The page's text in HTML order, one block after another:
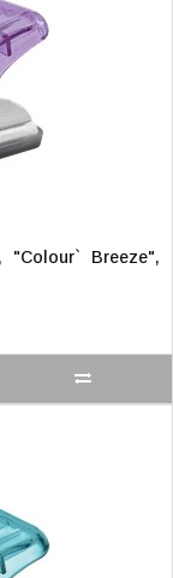
"Colour` Breeze",